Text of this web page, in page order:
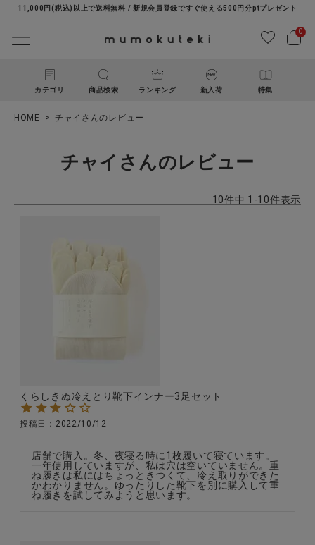
11,000円(税込)以上で送料無料 / 新規会員登録ですぐ使える500円分ptプレゼント
0
カテゴリ 商品検索 ランキング 新入荷 特集
ようこそ ゲスト 様
ナチュラル服
ファッション雑貨
生活雑貨
食品
HOME チャイさんのレビュー
チャイさんのレビュー
10件中 1 -10件表示
くらしきぬ冷えとり靴下インナー3足セット
投稿日 2022/10/12
店舗で購入。冬、夜寝る時に1枚履いて寝ています。
一年使用していますが、私は穴は空いていません。重
ね履きは私にはちょっときつくて、冷え取りができた
かわかりません。ゆったりした靴下を別に購入して重
ね履きを試してみようと思います。